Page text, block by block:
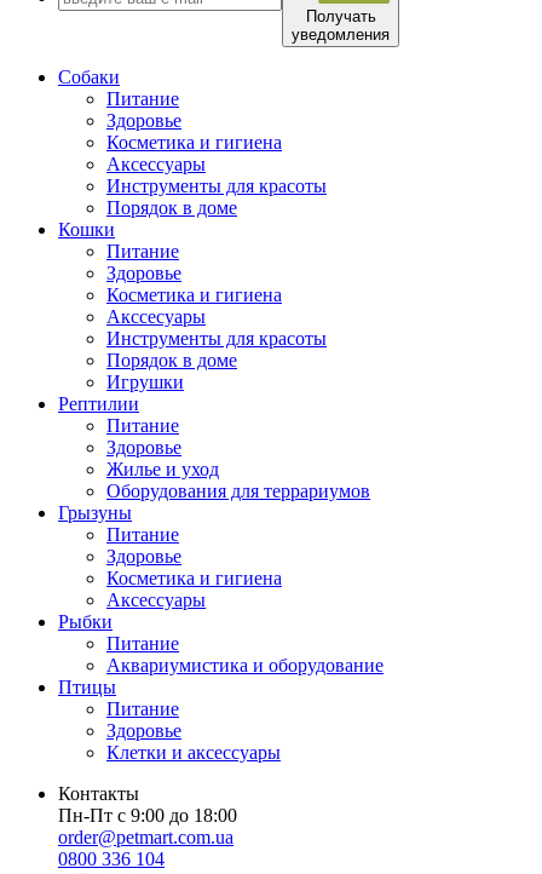
Получать
уведомления
Собаки
Питание
Здоровье
Косметика и гигиена
Аксессуары
Инструменты для красоты
Порядок в доме
Кошки
Питание
Здоровье
Косметика и гигиена
Акссесуары
Инструменты для красоты
Порядок в доме
Игрушки
Рептилии
Питание
Здоровье
Жилье и уход
Оборудования для террариумов
Грызуны
Питание
Здоровье
Косметика и гигиена
Аксессуары
Рыбки
Питание
Аквариумистика и оборудование
Птицы
Питание
Здоровье
Клетки и аксессуары
Контакты
Пн-Пт с 9:00 до 18:00
order@petmart.com.ua
0800 336 104